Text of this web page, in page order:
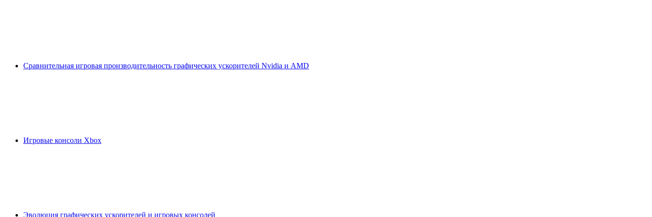
Сравнительная игровая производительность графических ускорителей Nvidia и AMD
Игровые консоли Xbox
Эволюция графических ускорителей и игровых консолей